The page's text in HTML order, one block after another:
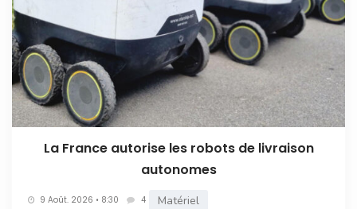
La France autorise les robots de livraison
autonomes
9 Août. 2026 • 8:30 4 Matériel